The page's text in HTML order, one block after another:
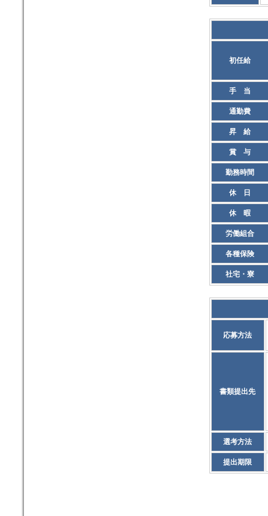
初任給
手 当
通勤費
昇 給
賞 与
勤務時間
休 日
休 暇
労働組合
各種保険
社宅・寮
応募方法
書類提出先
選考方法
提出期限